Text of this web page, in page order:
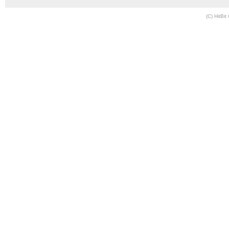
(C) HitBit